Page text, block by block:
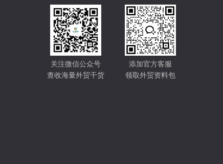
关注微信公众号
查收海量外贸干货
添加官方客服
领取外贸资料包